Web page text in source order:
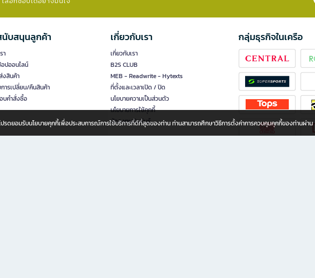
นับสนุนลูกค้า
า
อปออนไลน์
งสินค้า
การเปลี่ยน/คืนสินค้า
บคำสั่งซื้อ
เกี่ยวกับเรา
เกี่ยวกับเรา
B2S CLUB
MEB - Readwrite - Hytexts
ที่ตั้งและเวลาเปิด / ปิด
นโยบายความเป็นส่วนตัว
นโยบายการใช้คุกกี้
นักลงทุนสัมพันธ์
กลุ่มธุรกิจในเครือ
ปรดยอมรับนโยบายคุกกี้เพื่อประสบการณ์การใช้บริการที่ดีที่สุดของท่าน ท่านสามารถศึกษาวิธีการตั้งค่าการควบคุมคุกกี้ของท่านผ่าน